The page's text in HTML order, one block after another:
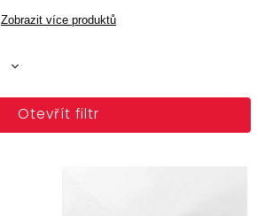
Zobrazit více produktů
Otevřít filtr